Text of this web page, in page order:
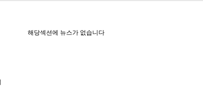
해당섹션에 뉴스가 없습니다